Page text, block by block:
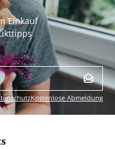
Einkauf
Kostenlose Abmeldung